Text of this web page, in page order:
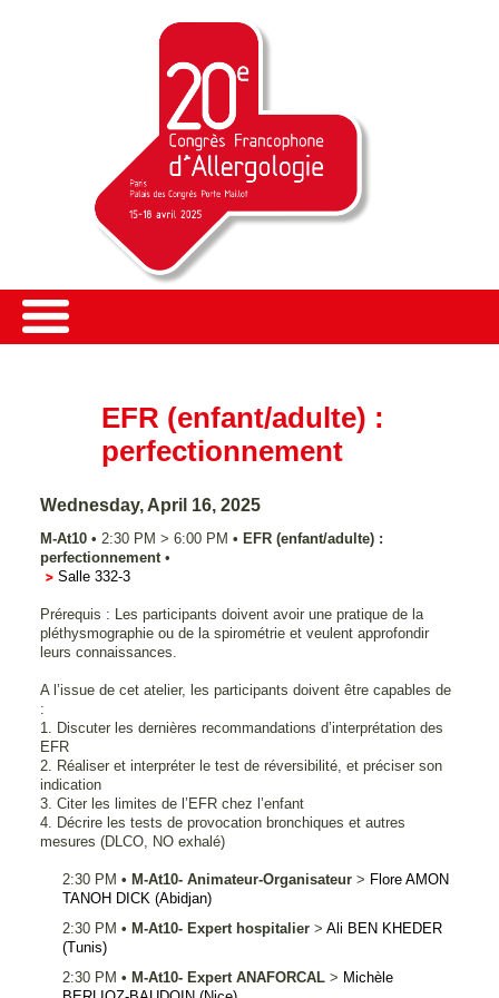
EFR (enfant/adulte) :
perfectionnement
Wednesday, April 16, 2025
M-At10 • 2:30 PM > 6:00 PM • EFR (enfant/adulte) :
perfectionnement •
Salle 332-3
Prérequis : Les participants doivent avoir une pratique de la
pléthysmographie ou de la spirométrie et veulent approfondir
leurs connaissances.
A l’issue de cet atelier, les participants doivent être capables de
:
1. Discuter les dernières recommandations d’interprétation des
EFR
2. Réaliser et interpréter le test de réversibilité, et préciser son
indication
3. Citer les limites de l’EFR chez l’enfant
4. Décrire les tests de provocation bronchiques et autres
mesures (DLCO, NO exhalé)
2:30 PM • M-At10- Animateur-Organisateur > Flore AMON
TANOH DICK (Abidjan)
2:30 PM • M-At10- Expert hospitalier > Ali BEN KHEDER
(Tunis)
2:30 PM • M-At10- Expert ANAFORCAL > Michèle